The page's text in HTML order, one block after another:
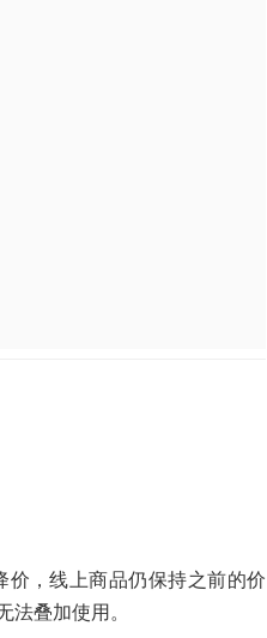
，线上商品仍保持之前的价
叠加使用。